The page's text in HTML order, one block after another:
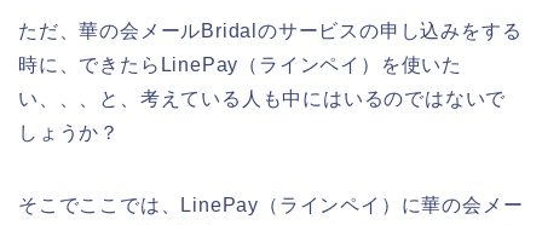
ただ、華の会メールBridalのサービスの申し込みをする
時に、できたらLinePay（ラインペイ）を使いた
い、、、と、考えている人も中にはいるのではないで
しょうか？
そこでここでは、LinePay（ラインペイ）に華の会メー